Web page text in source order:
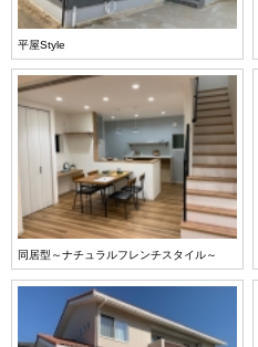
平屋Style
同居型～ナチュラルフレンチスタイル～